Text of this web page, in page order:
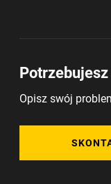
Opisz swój